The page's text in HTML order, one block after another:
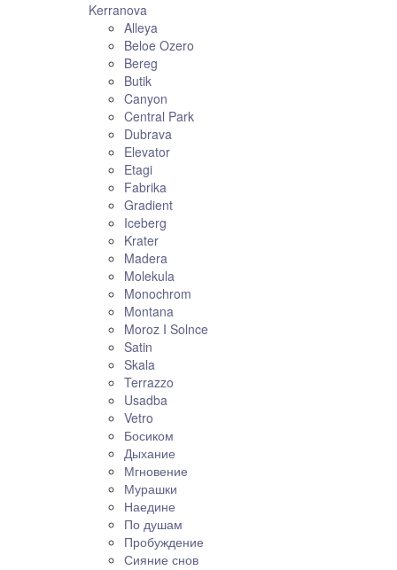
Kerranova
Alleya
Beloe Ozero
Bereg
Butik
Canyon
Central Park
Dubrava
Elevator
Etagi
Fabrika
Gradient
Iceberg
Krater
Madera
Molekula
Monochrom
Montana
Moroz I Solnce
Satin
Skala
Terrazzo
Usadba
Vetro
Босиком
Дыхание
Мгновение
Мурашки
Наедине
По душам
Пробуждение
Сияние снов